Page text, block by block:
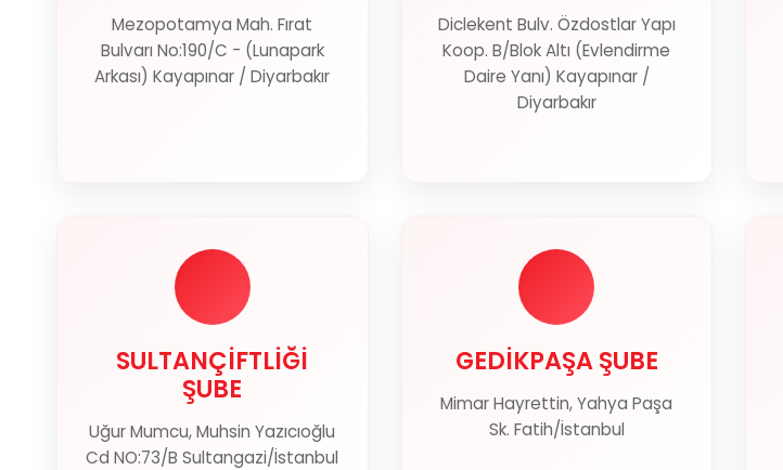
Mezopotamya Mah. Fırat
Bulvarı No:190/C - (Lunapark
Arkası) Kayapınar / Diyarbakır
Haritada Göster
Diclekent Bulv. Özdostlar Yapı
Koop. B/Blok Altı (Evlendirme
Daire Yanı) Kayapınar /
Diyarbakır
Haritada Göster
SULTANÇİFTLİĞİ
ŞUBE
Uğur Mumcu, Muhsin Yazıcıoğlu
Cd NO:73/B Sultangazi/İstanbul
SULTANÇİFTLİĞİ
ŞUBE
Haritada Göster
GEDİKPAŞA ŞUBE
Mimar Hayrettin, Yahya Paşa
Sk. Fatih/İstanbul
GEDİKPAŞA ŞUBE
Haritada Göster